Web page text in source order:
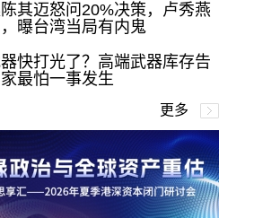
其迈怒问20%决策，卢秀燕
曝台湾当局有内鬼
快打光了？高端武器库存告
最怕一事发生
更多